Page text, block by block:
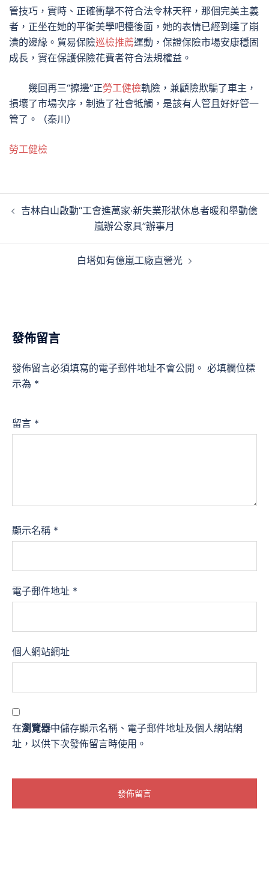
管技巧，實時、正確衝擊不符合法令林天秤，那個完美主義
者，正坐在她的平衡美學吧檯後面，她的表情已經到達了崩
潰的邊緣。貿易保險巡檢推薦運動，保證保險市場安康穩固
成長，實在保護保險花費者符合法規權益。
幾回再三“擦邊”正勞工健檢軌險，兼顧險欺騙了車主，
損壞了市場次序，制造了社會牴觸，是該有人管且好好管一
管了。（秦川）
勞工健檢
章
吉林白山啟動“工會進萬家·新失業形狀休息者暖和舉動億
嵐辦公家具”辦事月
白塔如有億嵐工廠直營光
發佈留言
發佈留言必須填寫的電子郵件地址不會公開。 必填欄位標
示為 *
留言 *
顯示名稱 *
電子郵件地址 *
個人網站網址
在瀏覽器中儲存顯示名稱、電子郵件地址及個人網站網
址，以供下次發佈留言時使用。